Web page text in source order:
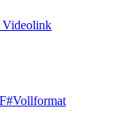
#Vollformat